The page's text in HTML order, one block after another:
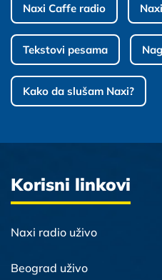
Naxi Caffe radio
Tekstovi pesama
Kako da slušam Naxi?
Korisni linkovi
Naxi radio uživo
Beograd uživo